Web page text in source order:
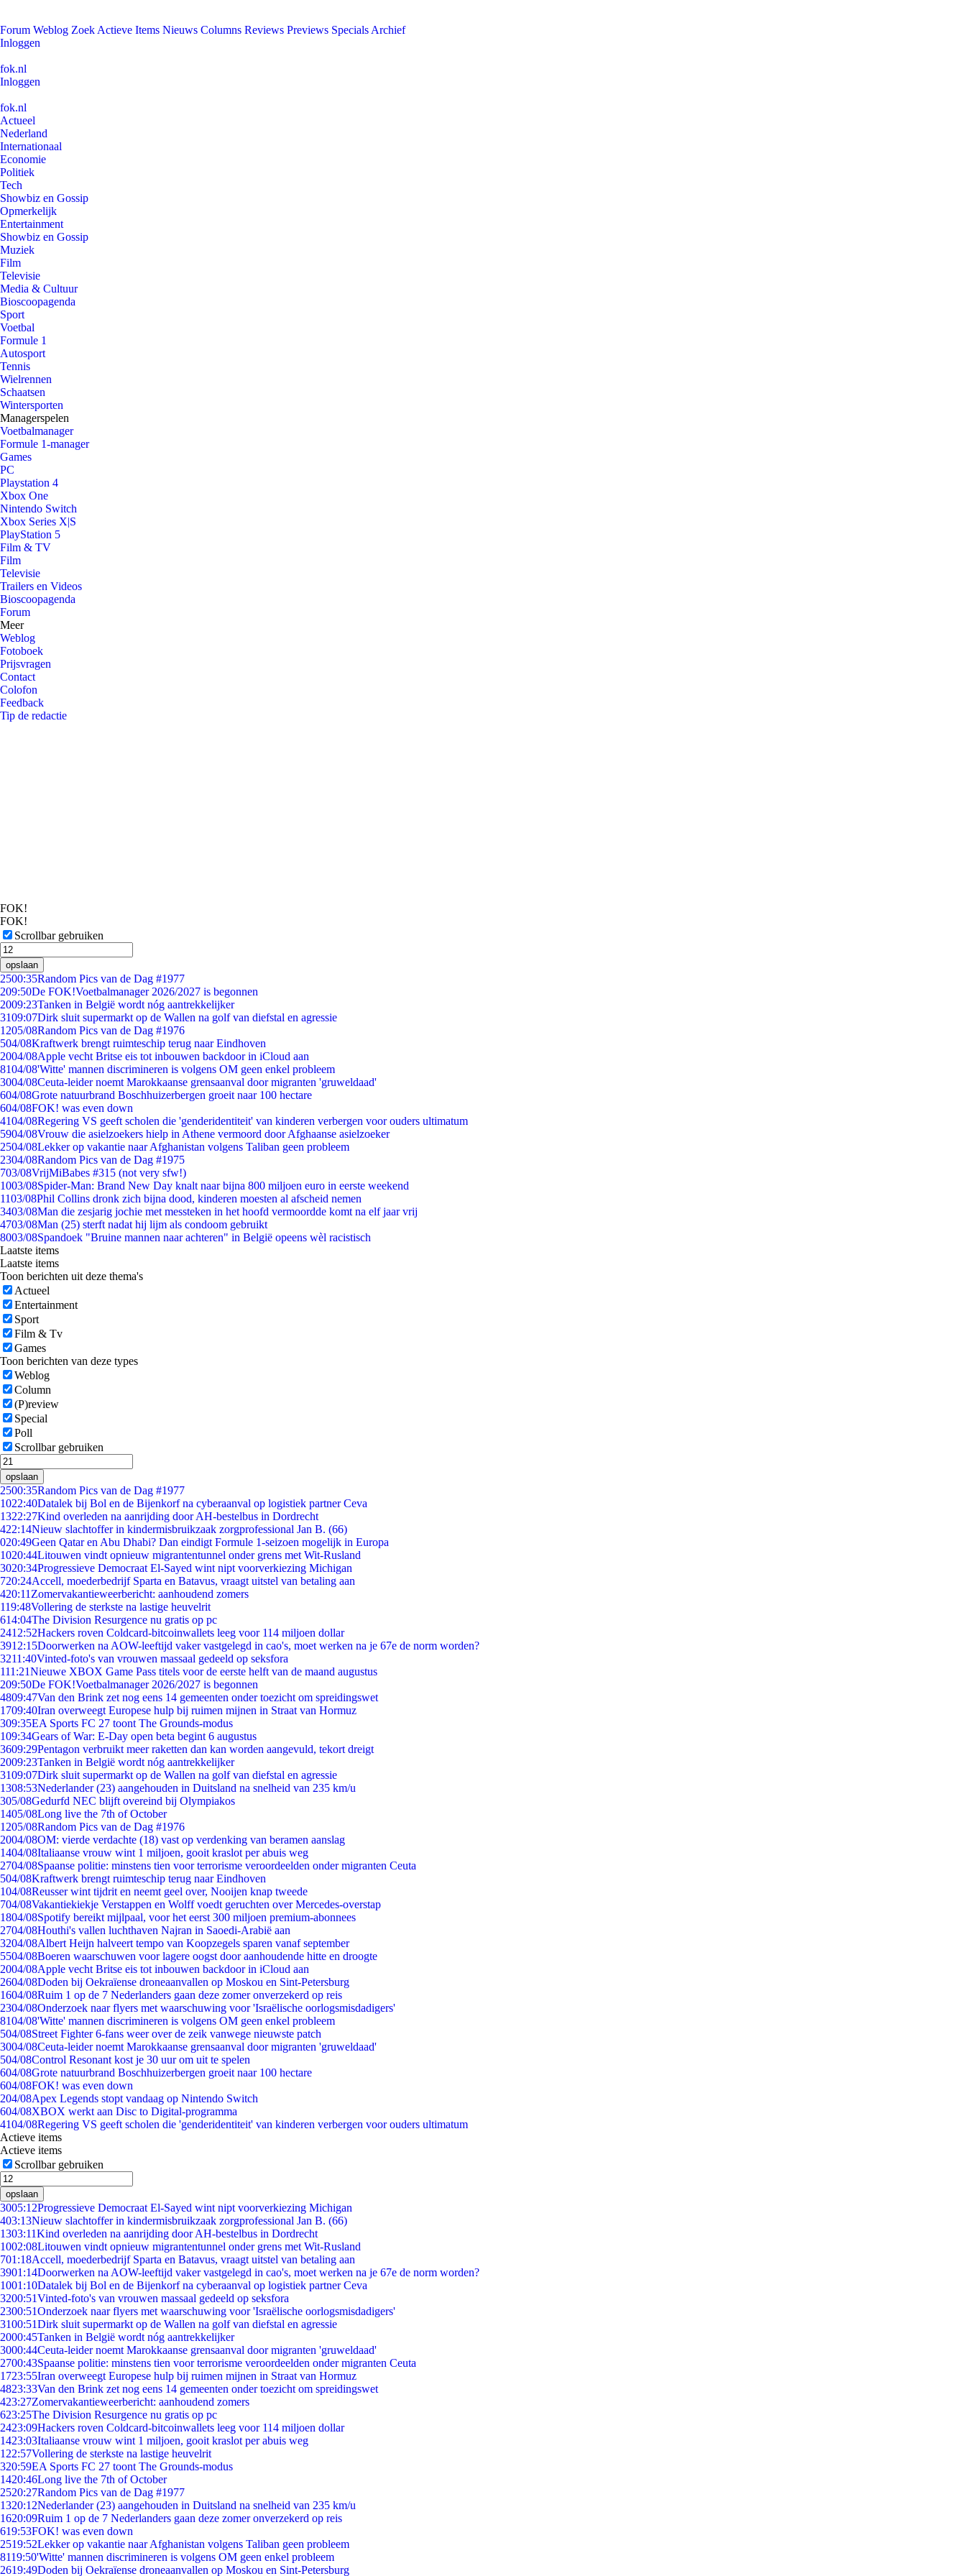
Forum Weblog Zoek Actieve Items Nieuws Columns Reviews Previews Specials Archief
Inloggen
fok.nl
Inloggen
fok.nl
Actueel
Nederland
Internationaal
Economie
Politiek
Tech
Showbiz en Gossip
Opmerkelijk
Entertainment
Showbiz en Gossip
Muziek
Film
Televisie
Media & Cultuur
Bioscoopagenda
Sport
Voetbal
Formule 1
Autosport
Tennis
Wielrennen
Schaatsen
Wintersporten
Managerspelen
Voetbalmanager
Formule 1-manager
Games
PC
Playstation 4
Xbox One
Nintendo Switch
Xbox Series X|S
PlayStation 5
Film & TV
Film
Televisie
Trailers en Videos
Bioscoopagenda
Forum
Meer
Weblog
Fotoboek
Prijsvragen
Contact
Colofon
Feedback
Tip de redactie
FOK!
FOK!
Scrollbar gebruiken
opslaan
2500:35Random Pics van de Dag #1977
209:50De FOK!Voetbalmanager 2026/2027 is begonnen
2009:23Tanken in België wordt nóg aantrekkelijker
3109:07Dirk sluit supermarkt op de Wallen na golf van diefstal en agressie
1205/08Random Pics van de Dag #1976
504/08Kraftwerk brengt ruimteschip terug naar Eindhoven
2004/08Apple vecht Britse eis tot inbouwen backdoor in iCloud aan
8104/08'Witte' mannen discrimineren is volgens OM geen enkel probleem
3004/08Ceuta-leider noemt Marokkaanse grensaanval door migranten 'gruweldaad'
604/08Grote natuurbrand Boschhuizerbergen groeit naar 100 hectare
604/08FOK! was even down
4104/08Regering VS geeft scholen die 'genderidentiteit' van kinderen verbergen voor ouders ultimatum
5904/08Vrouw die asielzoekers hielp in Athene vermoord door Afghaanse asielzoeker
2504/08Lekker op vakantie naar Afghanistan volgens Taliban geen probleem
2304/08Random Pics van de Dag #1975
703/08VrijMiBabes #315 (not very sfw!)
1003/08Spider-Man: Brand New Day knalt naar bijna 800 miljoen euro in eerste weekend
1103/08Phil Collins dronk zich bijna dood, kinderen moesten al afscheid nemen
3403/08Man die zesjarig jochie met messteken in het hoofd vermoordde komt na elf jaar vrij
4703/08Man (25) sterft nadat hij lijm als condoom gebruikt
8003/08Spandoek "Bruine mannen naar achteren" in België opeens wèl racistisch
Laatste items
Laatste items
Toon berichten uit deze thema's
Actueel
Entertainment
Sport
Film & Tv
Games
Toon berichten van deze types
Weblog
Column
(P)review
Special
Poll
Scrollbar gebruiken
opslaan
2500:35Random Pics van de Dag #1977
1022:40Datalek bij Bol en de Bijenkorf na cyberaanval op logistiek partner Ceva
1322:27Kind overleden na aanrijding door AH-bestelbus in Dordrecht
422:14Nieuw slachtoffer in kindermisbruikzaak zorgprofessional Jan B. (66)
020:49Geen Qatar en Abu Dhabi? Dan eindigt Formule 1-seizoen mogelijk in Europa
1020:44Litouwen vindt opnieuw migrantentunnel onder grens met Wit-Rusland
3020:34Progressieve Democraat El-Sayed wint nipt voorverkiezing Michigan
720:24Accell, moederbedrijf Sparta en Batavus, vraagt uitstel van betaling aan
420:11 Zomervakantieweerbericht: aanhoudend zomers
119:48Vollering de sterkste na lastige heuvelrit
614:04The Division Resurgence nu gratis op pc
2412:52Hackers roven Coldcard-bitcoinwallets leeg voor 114 miljoen dollar
3912:15Doorwerken na AOW-leeftijd vaker vastgelegd in cao's, moet werken na je 67e de norm worden?
3211:40Vinted-foto's van vrouwen massaal gedeeld op seksfora
111:21Nieuwe XBOX Game Pass titels voor de eerste helft van de maand augustus
209:50De FOK!Voetbalmanager 2026/2027 is begonnen
4809:47Van den Brink zet nog eens 14 gemeenten onder toezicht om spreidingswet
1709:40Iran overweegt Europese hulp bij ruimen mijnen in Straat van Hormuz
309:35EA Sports FC 27 toont The Grounds-modus
109:34Gears of War: E-Day open beta begint 6 augustus
3609:29Pentagon verbruikt meer raketten dan kan worden aangevuld, tekort dreigt
2009:23Tanken in België wordt nóg aantrekkelijker
3109:07Dirk sluit supermarkt op de Wallen na golf van diefstal en agressie
1308:53Nederlander (23) aangehouden in Duitsland na snelheid van 235 km/u
305/08Gedurfd NEC blijft overeind bij Olympiakos
1405/08Long live the 7th of October
1205/08Random Pics van de Dag #1976
2004/08OM: vierde verdachte (18) vast op verdenking van beramen aanslag
1404/08Italiaanse vrouw wint 1 miljoen, gooit kraslot per abuis weg
2704/08Spaanse politie: minstens tien voor terrorisme veroordeelden onder migranten Ceuta
504/08Kraftwerk brengt ruimteschip terug naar Eindhoven
104/08Reusser wint tijdrit en neemt geel over, Nooijen knap tweede
704/08Vakantiekiekje Verstappen en Wolff voedt geruchten over Mercedes-overstap
1804/08Spotify bereikt mijlpaal, voor het eerst 300 miljoen premium-abonnees
2704/08Houthi's vallen luchthaven Najran in Saoedi-Arabië aan
3204/08Albert Heijn halveert tempo van Koopzegels sparen vanaf september
5504/08Boeren waarschuwen voor lagere oogst door aanhoudende hitte en droogte
2004/08Apple vecht Britse eis tot inbouwen backdoor in iCloud aan
2604/08Doden bij Oekraïense droneaanvallen op Moskou en Sint-Petersburg
1604/08Ruim 1 op de 7 Nederlanders gaan deze zomer onverzekerd op reis
2304/08Onderzoek naar flyers met waarschuwing voor 'Israëlische oorlogsmisdadigers'
8104/08'Witte' mannen discrimineren is volgens OM geen enkel probleem
504/08Street Fighter 6-fans weer over de zeik vanwege nieuwste patch
3004/08Ceuta-leider noemt Marokkaanse grensaanval door migranten 'gruweldaad'
504/08Control Resonant kost je 30 uur om uit te spelen
604/08Grote natuurbrand Boschhuizerbergen groeit naar 100 hectare
604/08FOK! was even down
204/08Apex Legends stopt vandaag op Nintendo Switch
604/08XBOX werkt aan Disc to Digital-programma
4104/08Regering VS geeft scholen die 'genderidentiteit' van kinderen verbergen voor ouders ultimatum
Actieve items
Actieve items
Scrollbar gebruiken
opslaan
3005:12Progressieve Democraat El-Sayed wint nipt voorverkiezing Michigan
403:13Nieuw slachtoffer in kindermisbruikzaak zorgprofessional Jan B. (66)
1303:11Kind overleden na aanrijding door AH-bestelbus in Dordrecht
1002:08Litouwen vindt opnieuw migrantentunnel onder grens met Wit-Rusland
701:18Accell, moederbedrijf Sparta en Batavus, vraagt uitstel van betaling aan
3901:14Doorwerken na AOW-leeftijd vaker vastgelegd in cao's, moet werken na je 67e de norm worden?
1001:10Datalek bij Bol en de Bijenkorf na cyberaanval op logistiek partner Ceva
3200:51Vinted-foto's van vrouwen massaal gedeeld op seksfora
2300:51Onderzoek naar flyers met waarschuwing voor 'Israëlische oorlogsmisdadigers'
3100:51Dirk sluit supermarkt op de Wallen na golf van diefstal en agressie
2000:45Tanken in België wordt nóg aantrekkelijker
3000:44Ceuta-leider noemt Marokkaanse grensaanval door migranten 'gruweldaad'
2700:43Spaanse politie: minstens tien voor terrorisme veroordeelden onder migranten Ceuta
1723:55Iran overweegt Europese hulp bij ruimen mijnen in Straat van Hormuz
4823:33Van den Brink zet nog eens 14 gemeenten onder toezicht om spreidingswet
423:27Zomervakantieweerbericht: aanhoudend zomers
623:25The Division Resurgence nu gratis op pc
2423:09Hackers roven Coldcard-bitcoinwallets leeg voor 114 miljoen dollar
1423:03Italiaanse vrouw wint 1 miljoen, gooit kraslot per abuis weg
1 22:57Vollering de sterkste na lastige heuvelrit
320:59EA Sports FC 27 toont The Grounds-modus
1420:46Long live the 7th of October
2520:27Random Pics van de Dag #1977
1320:12Nederlander (23) aangehouden in Duitsland na snelheid van 235 km/u
1620:09Ruim 1 op de 7 Nederlanders gaan deze zomer onverzekerd op reis
619:53FOK! was even down
2519:52Lekker op vakantie naar Afghanistan volgens Taliban geen probleem
8119:50'Witte' mannen discrimineren is volgens OM geen enkel probleem
2619:49Doden bij Oekraïense droneaanvallen op Moskou en Sint-Petersburg